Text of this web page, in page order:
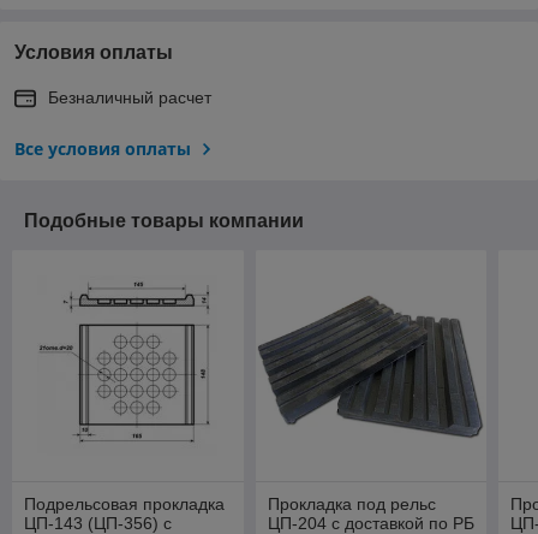
Условия оплаты
Безналичный расчет
Все условия оплаты
Подобные товары компании
Подрельсовая прокладка
ЦП-143 (ЦП-356) с
Прокладка под рельс
ЦП-204 с доставкой по РБ